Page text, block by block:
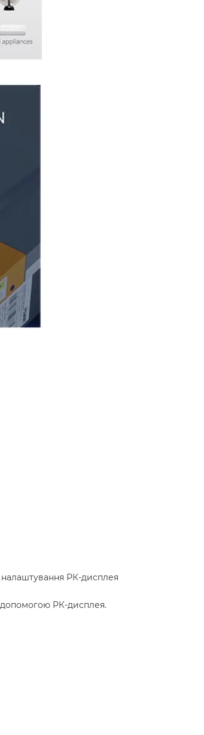
налаштування РК-дисплея
допомогою РК-дисплея.